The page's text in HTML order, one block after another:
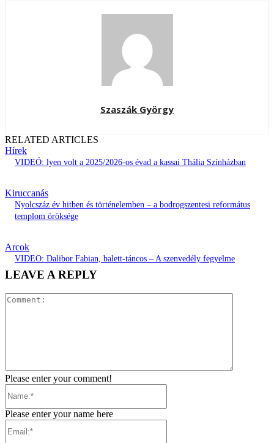
Szaszák György
RELATED ARTICLES
Hírek
VIDEÓ: lyen volt a 2025/2026-os évad a kassai Thália Színházban
Kiruccanás
Nyolcszáz év hitben és történelemben – a bodrogszentesi református
templom öröksége
Arcok
VIDEO: Dalibor Fabian, balett-táncos – A szenvedély fegyelme
LEAVE A REPLY
Please enter your comment!
Please enter your name here